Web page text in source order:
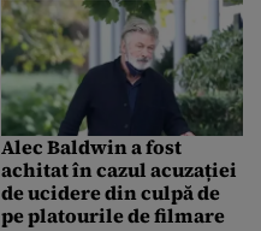
îngrijiri medicale
Alec Baldwin a fost
achitat în cazul acuzației
de ucidere din culpă de
pe platourile de filmare